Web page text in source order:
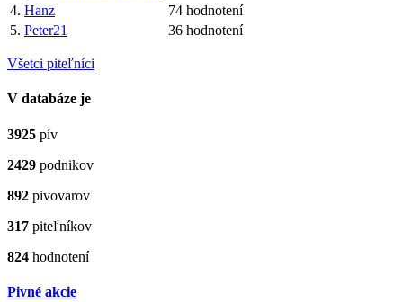
4. Hanz
74 hodnotení
5. Peter21 36 hodnotení
Všetci piteľníci
V databáze je
3925 pív
2429 podnikov
892 pivovarov
317 piteľníkov
824 hodnotení
Pivné akcie